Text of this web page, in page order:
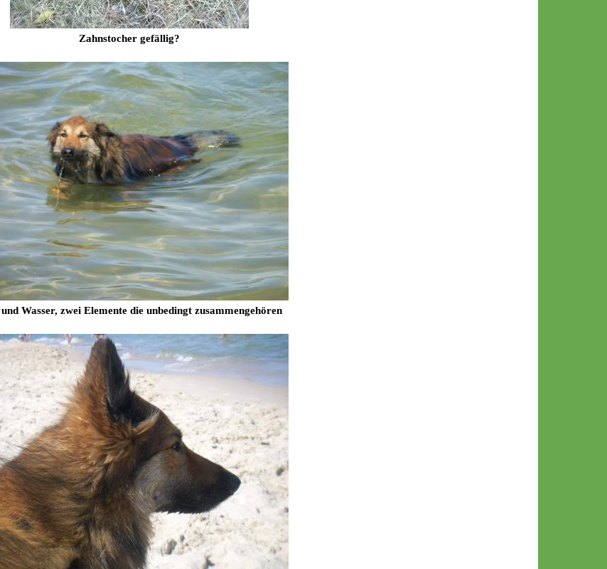
Zahnstocher gefällig?
Wasser, zwei Elemente die unbedingt zusammengehören